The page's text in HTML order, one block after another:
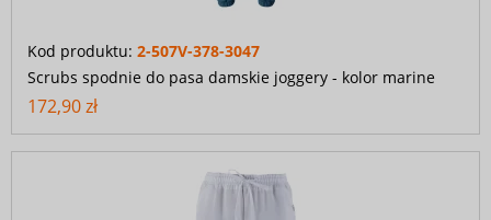
Kod produktu: 2-507V-378-3047
Scrubs spodnie do pasa damskie joggery - kolor marine
172,90 zł